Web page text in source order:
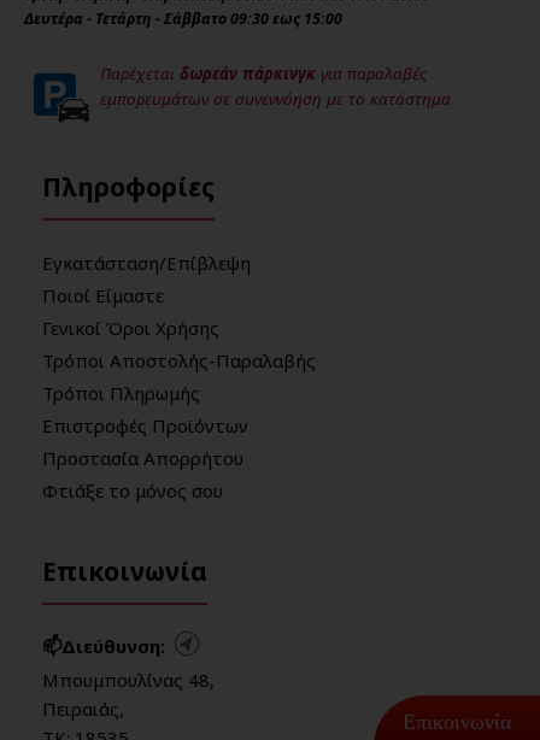
Επικοινωνία
Δευτέρα - Τετάρτη - Σάββατο 09:30 εως 15:00
Παρέχεται δωρεάν πάρκινγκ για παραλαβές
εμπορευμάτων σε συνεννόηση με το κατάστημα
Πληροφορίες
Εγκατάσταση/Επίβλεψη
Ποιοί Είμαστε
Γενικοί Όροι Χρήσης
Τρόποι Αποστολής-Παραλαβής
Τρόποι Πληρωμής
Επιστροφές Προϊόντων
Προστασία Απορρήτου
Φτιάξε το μόνος σου
Επικοινωνία
📫Διεύθυνση:
Μπουμπουλίνας 48,
Πειραιάς,